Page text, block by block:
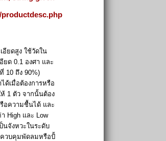
ยดสูง ใช้วัดใน
ยด 0.1 องศา และ
10 ถึง 90%)
ด้เมื่อต้องการหรือ
ห้ 1 ตัว จากนั้นต้อง
อความชื้นได้ และ
High และ Low
นจังหวะในระดับ
วบคุมพัดลมหรือปั้